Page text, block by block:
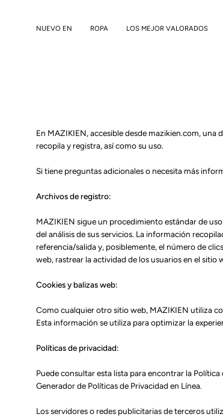
NUEVO EN ROPA LOS MEJOR VALORADOS
En MAZIKIEN, accesible desde mazikien.com,
recopila y registra, así como su uso.
Si tiene preguntas adicionales o necesita más
Archivos de registro:
MAZIKIEN sigue un procedimiento estándar de
del análisis de sus servicios. La información
referencia/salida y, posiblemente, el número de
web, rastrear la actividad de los usuarios en el
Cookies y balizas web:
Como cualquier otro sitio web, MAZIKIEN utiliza
Esta información se utiliza para optimizar la
Políticas de privacidad:
Puede consultar esta lista para encontrar la
Generador de Políticas de Privacidad en Línea.
Los servidores o redes publicitarias de terceros